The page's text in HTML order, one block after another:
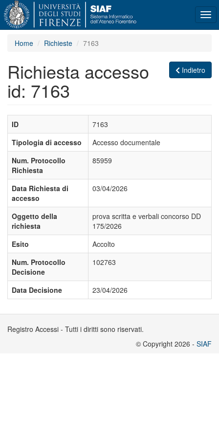
Home
Richieste 7163
Indietro
Richiesta accesso
id: 7163
ID
7163
Tipologia di accesso
Accesso documentale
Num. Protocollo
Richiesta
85959
Data Richiesta di
accesso
03/04/2026
Oggetto della
richiesta
prova scritta e verbali concorso DD
175/2026
Esito
Accolto
Num. Protocollo
Decisione
102763
Data Decisione 23/04/2026
Registro Accessi - Tutti i diritti sono riservati.
© Copyright 2026 - SIAF